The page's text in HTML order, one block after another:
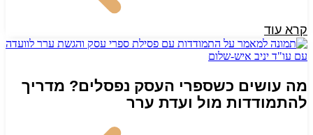
קרא עוד
מה עושים כשספרי העסק נפסלים? מדריך
להתמודדות מול ועדת ערר